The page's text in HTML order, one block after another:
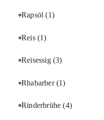
Rapsöl(1)
Reis (1)
Reisessig (3)
Rhabarber(1)
Rinderbrühe(4)